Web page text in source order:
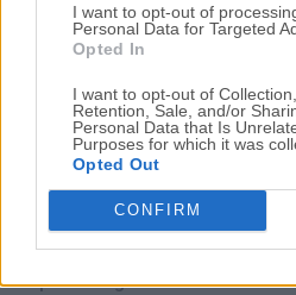
I want to opt-out of
Personal Data for Targeted
Opted In
I want to opt-out of Collection,
Retention, Sale, and/or
Personal Data that Is
Purposes for which it was
Opted Out
CONFIRM
Descargar
¿Por qué se publica esta
Top Descargas